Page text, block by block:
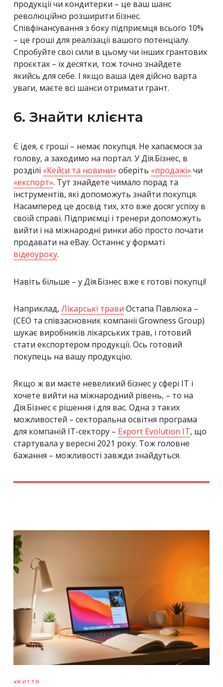
продукції чи кондитерки – це ваш шанс
революційно розширити бізнес.
Співфінансування з боку підприємця всього 10%
– це гроші для реалізації вашого потенціалу.
Спробуйте свої сили в цьому чи інших грантових
проєктах – їх десятки, тож точно знайдете
якийсь для себе. І якщо ваша ідея дійсно варта
уваги, маєте всі шанси отримати грант.
6. Знайти клієнта
Є ідея, є гроші – немає покупця. Не хапаємося за
голову, а заходимо на портал. У Дія.Бізнес, в
розділі «Кейси та новини» оберіть «продажі» чи
«експорт». Тут знайдете чимало порад та
інструментів, які допоможуть знайти покупця.
Насамперед це досвід тих, хто вже досяг успіху в
своїй справі. Підприємці і тренери допоможуть
вийти і на міжнародні ринки або просто почати
продавати на eBay. Останнє у форматі
відеоуроку.
Навіть більше – у Дія.Бізнес вже є готові покупці!
Наприклад, Лікарські трави Остапа Павлюка –
(СЕО та співзасновник компанії Growness Group)
шукає виробників лікарських трав, і готовий
стати експортером продукції. Ось готовий
покупець на вашу продукцію.
Якщо ж ви маєте невеликий бізнес у сфері ІТ і
хочете вийти на міжнародний рівень, – то на
Дія.Бізнес є рішення і для вас. Одна з таких
можливостей – секторальна освітня програма
для компаній ІТ-сектору – Export Evolution IT, що
стартувала у вересні 2021 року. Тож головне
бажання – можливості завжди знайдуться.
ЖИТТЯ